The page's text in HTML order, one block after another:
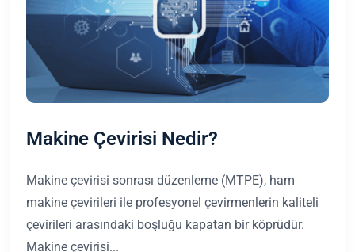
Makine Çevirisi Nedir?
Makine çevirisi sonrası düzenleme (MTPE), ham
makine çevirileri ile profesyonel çevirmenlerin kaliteli
çevirileri arasındaki boşluğu kapatan bir köprüdür.
Makine çevirisi...